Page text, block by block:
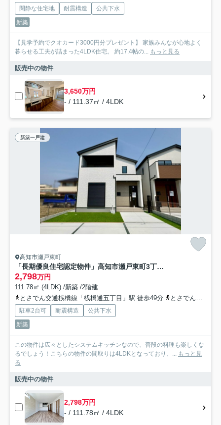
閑静な住宅地 耐震構造
公共下水
新築
【見学予約でクオカード3000円分プレゼント】 家族みんなが心地よく
暮らせる工夫が詰まった4LDK住宅。 約17.4帖の...
もっと見る
販売中の物件
3,650万円
- / 111.37㎡ / 4LDK
新築一戸建
高知市瀬戸東町
「長期優良住宅認定物件」高知市瀬戸東町3丁目6期 1号棟
2,798万円
111.78㎡ (4LDK) /新築 /2階建
とさでん交通桟橋線「桟橋通五丁目」駅 徒歩49分
とさでん交通「東団地第三」バス停下車 徒歩5分
駐車2台可 耐震構造
公共下水
新築
この物件は広々としたシステムキッチンなので、普段の料理も楽しくな
るでしょう！こちらの物件の間取りは4LDKとなっており、...
もっと見
る
販売中の物件
2,798万円
- / 111.78㎡ / 4LDK